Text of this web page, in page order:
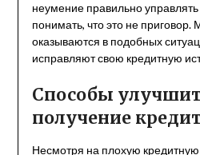
неумение правильно
понимать, что это не приговор.
оказываются в подобных
исправляют свою кредитную
Способы
получение
Несмотря на плохую